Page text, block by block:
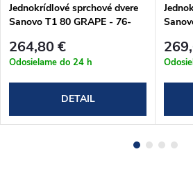
Jednokrídlové sprchové dvere
Sanovo T1 80 GRAPE - 76-
264,80 €
Odosielame do 24 h
DETAIL